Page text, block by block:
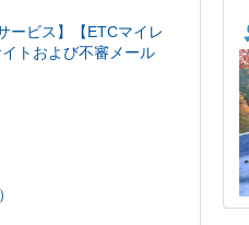
ービス】【ETCマイレ
トおよび不審メール